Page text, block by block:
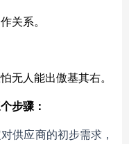
关系。
无人能出傲基其右。
步骤：
供应商的初步需求，